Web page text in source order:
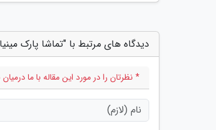
دیدگاه های مرتبط با "تماشا پارک
* نظرتان را در مورد این مقاله با ما درمیان